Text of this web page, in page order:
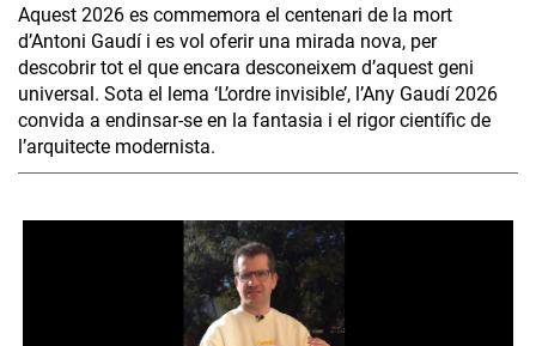
Aquest 2026 es commemora el centenari de la mort
d’Antoni Gaudí i es vol oferir una mirada nova, per
descobrir tot el que encara desconeixem d’aquest geni
universal. Sota el lema ‘L’ordre invisible’, l’Any Gaudí 2026
convida a endinsar-se en la fantasia i el rigor científic de
l’arquitecte modernista.